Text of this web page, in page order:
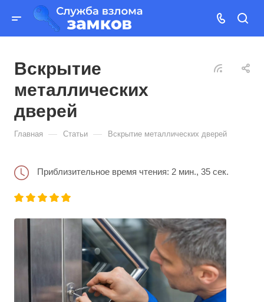
Вскрытие
металлических
дверей
Главная — Статьи — Вскрытие металлических дверей
Приблизительное время чтения: 2 мин., 35 сек.